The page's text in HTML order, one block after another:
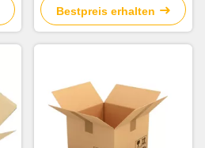
verfügbar sind
Bestpreis erhalten